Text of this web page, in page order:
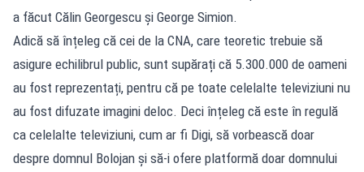
a făcut Călin Georgescu și George Simion.
Adică să înțeleg că cei de la CNA, care teoretic trebuie să
asigure echilibrul public, sunt supărați că 5.300.000 de oameni
au fost reprezentați, pentru că pe toate celelalte televiziuni nu
au fost difuzate imagini deloc. Deci înțeleg că este în regulă
ca celelalte televiziuni, cum ar fi Digi, să vorbească doar
despre domnul Bolojan și să-i ofere platformă doar domnului